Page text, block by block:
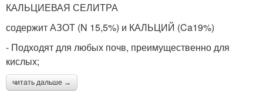
КАЛЬЦИЕВАЯ СЕЛИТРА
содержит АЗОТ (N 15,5%) и КАЛЬЦИЙ (Ca19%)
- Подходят для любых почв, преимущественно для
кислых;
читать дальше →